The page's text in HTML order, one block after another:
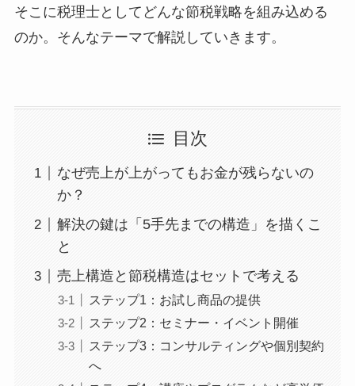
そこに税理士としてどんな節税戦略を組み込める
のか。そんなテーマで解説していきます。
目次
なぜ売上が上がってもお金が残らないの
か？
解決の鍵は「5手先までの構造」を描くこ
と
売上構造と節税構造はセットで考える
ステップ1：お試し商品の提供
ステップ2：セミナー・イベント開催
ステップ3：コンサルティングや個別契約
へ